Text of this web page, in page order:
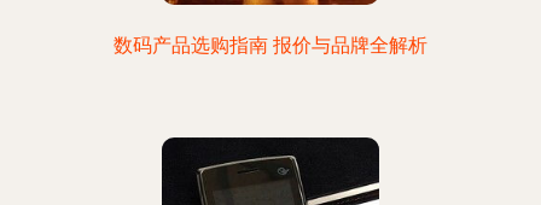
数码产品选购指南 报价与品牌全解析